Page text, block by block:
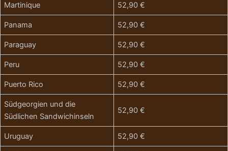
Martinique 52,90 €
Panama 52,90 €
Paraguay 52,90 €
Peru 52,90 €
Puerto Rico 52,90 €
Südgeorgien und die
Südlichen Sandwichinseln
52,90 €
Uruguay 52,90 €